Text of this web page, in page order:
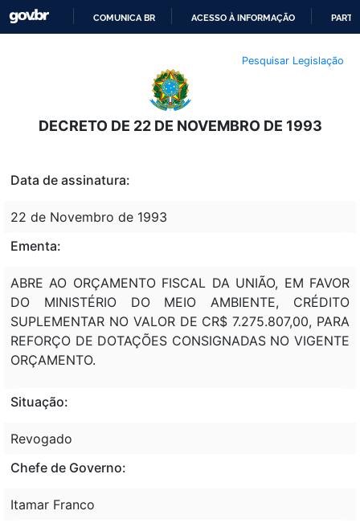
O
CONTEÚDO
COMUNICA BR ACESSO À INFORMAÇÃO
Pesquisar Legislação
DECRETO DE 22 DE NOVEMBRO DE 1993
Data de assinatura:
22 de Novembro de 1993
Ementa:
ABRE AO ORÇAMENTO FISCAL DA UNIÃO, EM FAVOR
DO MINISTÉRIO DO MEIO AMBIENTE, CRÉDITO
SUPLEMENTAR NO VALOR DE CR$ 7.275.807,00, PARA
REFORÇO DE DOTAÇÕES CONSIGNADAS NO VIGENTE
ORÇAMENTO.
Situação:
Revogado
Chefe de Governo:
Itamar Franco